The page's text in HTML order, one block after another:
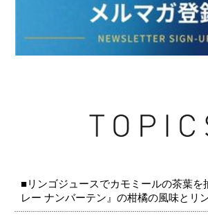
■リンゴジュースでカモミールの茶葉を
レー ナンバーテン』の柑橘の風味とリ